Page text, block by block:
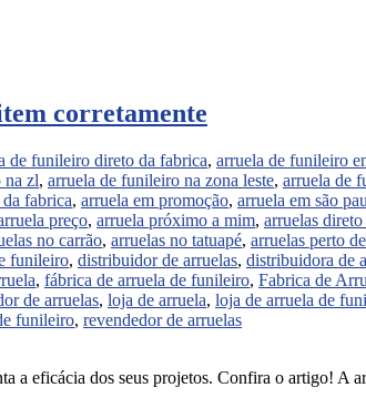
corretamente
de funileiro direto da fabrica, arruela de funileiro
na zl, arruela de funileiro na zona leste, arruela de
fabrica, arruela em promoção, arruela em são
preço, arruela próximo a mim, arruelas
no carrão, arruelas no tatuapé, arruelas perto
funileiro, distribuidor de arruelas, distribuidora de
, fábrica de arruela de funileiro, Fabrica de
de arruelas, loja de arruela, loja de arruela de
funileiro, revendedor de arruelas
a eficácia dos seus projetos. Confira o artigo! A